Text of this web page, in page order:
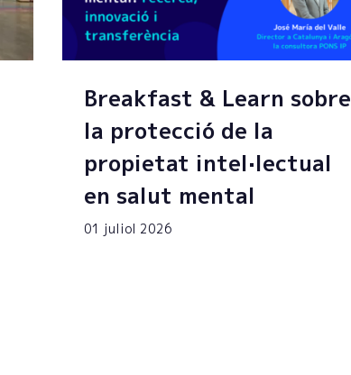
Breakfast & Learn sobre
la protecció de la
propietat intel·lectual
en salut mental
01 juliol 2026